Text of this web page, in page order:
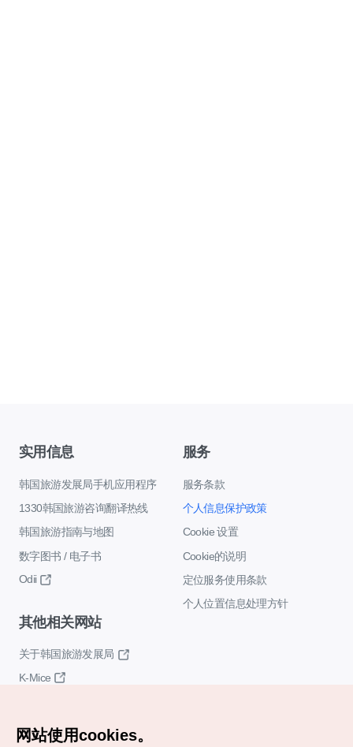
实用信息
韩国旅游发展局手机应用程序
1330韩国旅游咨询翻译热线
韩国旅游指南与地图
数字图书 / 电子书
Odii
服务
服务条款
个人信息保护政策
Cookie 设置
Cookie的说明
定位服务使用条款
个人位置信息处理方针
其他相关网站
关于韩国旅游发展局
K-Mice
网站使用cookies。